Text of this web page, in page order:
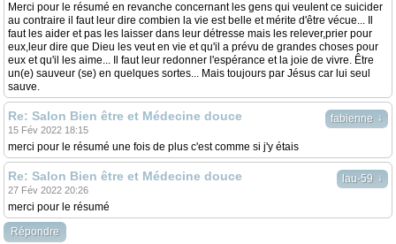
Merci pour le résumé en revanche concernant les gens qui veulent ce suicider
au contraire il faut leur dire combien la vie est belle et mérite d'être vécue... Il
faut les aider et pas les laisser dans leur détresse mais les relever,prier pour
eux,leur dire que Dieu les veut en vie et qu'il a prévu de grandes choses pour
eux et qu'il les aime... Il faut leur redonner l'espérance et la joie de vivre. Être
un(e) sauveur (se) en quelques sortes... Mais toujours par Jésus car lui seul
sauve.
fabienne ↓
Re: Salon Bien être et Médecine douce
15 Fév 2022 18:15
merci pour le résumé une fois de plus c'est comme si j'y étais
lau-59 ↓
Re: Salon Bien être et Médecine douce
27 Fév 2022 20:26
merci pour le résumé
Répondre